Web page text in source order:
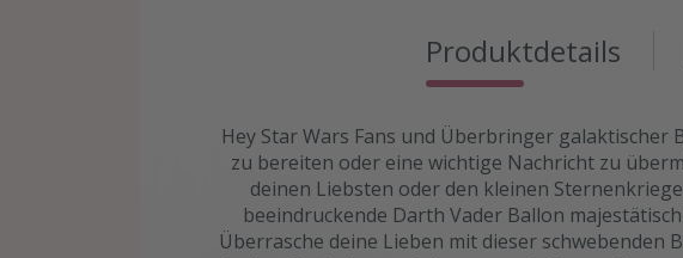
Produktdetails
Hey Star Wars Fans und Überbringer
zu bereiten oder eine wichtige Nachricht zu
deinen Liebsten oder den kleinen
beeindruckende Darth Vader Ballon
Überrasche deine Lieben mit dieser schwebenden